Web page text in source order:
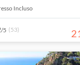
Incluso
/5 (53)